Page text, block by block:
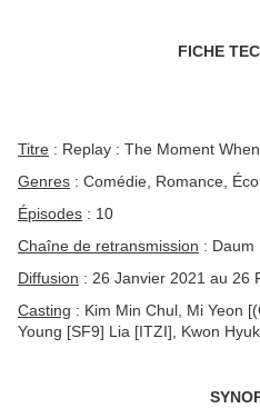
FICHE
Titre : Replay : The Moment
Genres : Comédie, Romance,
Épisodes : 10
Chaîne de retransmission : Daum
Diffusion : 26 Janvier 2021 au 26
Casting : Kim Min Chul, Mi Yeon
Young [SF9] Lia [ITZI], Kwon